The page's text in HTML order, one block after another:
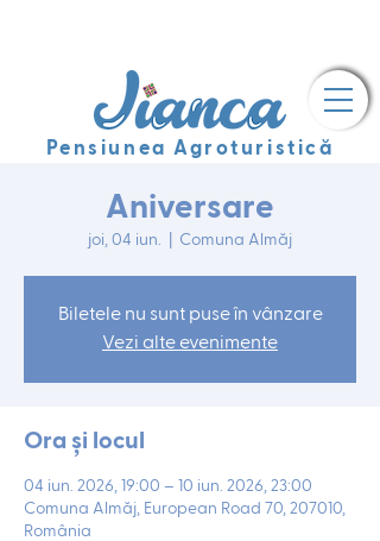
Pensiunea Agroturistică
Aniversare
joi, 04 iun. Comuna Almăj
Biletele nu sunt puse în vânzare
Vezi alte evenimente
Ora și locul
04 iun. 2026, 19:00 – 10 iun. 2026, 23:00
Comuna Almăj, European Road 70, 207010,
România